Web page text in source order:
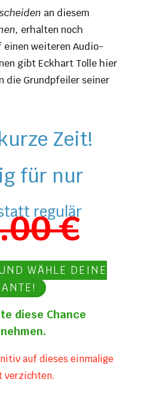
an diesem
erhalten noch
weiteren Audio-
gibt Eckhart Tolle hier
die Grundpfeiler seiner
Zeit!
für nur
regulär
€
WÄHLE DEINE
diese Chance
auf dieses einmalige
verzichten.